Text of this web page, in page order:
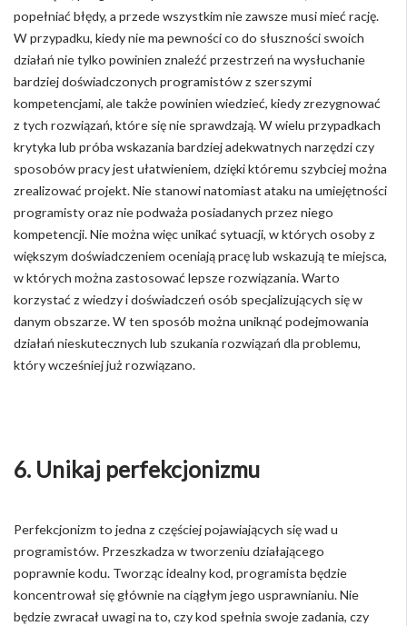
popełniać błędy, a przede wszystkim nie zawsze musi mieć rację.
W przypadku, kiedy nie ma pewności co do słuszności swoich
działań nie tylko powinien znaleźć przestrzeń na wysłuchanie
bardziej doświadczonych programistów z szerszymi
kompetencjami, ale także powinien wiedzieć, kiedy zrezygnować
z tych rozwiązań, które się nie sprawdzają. W wielu przypadkach
krytyka lub próba wskazania bardziej adekwatnych narzędzi czy
sposobów pracy jest ułatwieniem, dzięki któremu szybciej można
zrealizować projekt. Nie stanowi natomiast ataku na umiejętności
programisty oraz nie podważa posiadanych przez niego
kompetencji. Nie można więc unikać sytuacji, w których osoby z
większym doświadczeniem oceniają pracę lub wskazują te miejsca,
w których można zastosować lepsze rozwiązania. Warto
korzystać z wiedzy i doświadczeń osób specjalizujących się w
danym obszarze. W ten sposób można uniknąć podejmowania
działań nieskutecznych lub szukania rozwiązań dla problemu,
który wcześniej już rozwiązano.
6. Unikaj perfekcjonizmu
Perfekcjonizm to jedna z częściej pojawiających się wad u
programistów. Przeszkadza w tworzeniu działającego
poprawnie kodu. Tworząc idealny kod, programista będzie
koncentrował się głównie na ciągłym jego usprawnianiu. Nie
będzie zwracał uwagi na to, czy kod spełnia swoje zadania, czy